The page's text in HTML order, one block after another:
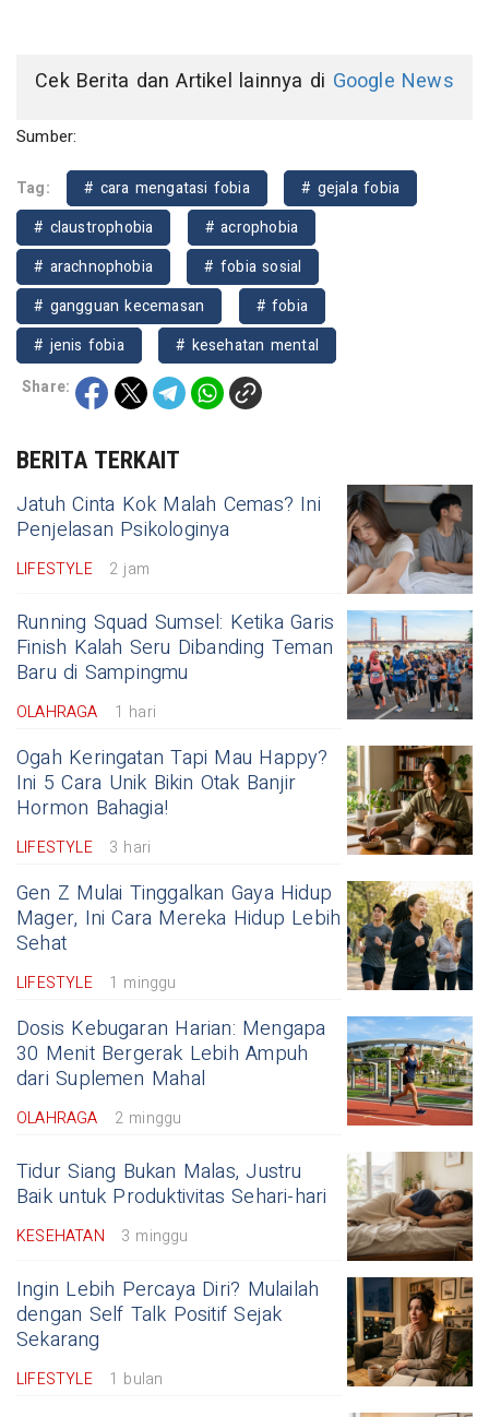
Cek Berita dan Artikel lainnya di Google News
Sumber:
Tag: # cara mengatasi fobia
# gejala fobia
# claustrophobia
# acrophobia
# arachnophobia
# fobia sosial
# gangguan kecemasan
# fobia
# jenis fobia
# kesehatan mental
Share:
BERITA TERKAIT
Jatuh Cinta Kok Malah Cemas? Ini
Penjelasan Psikologinya
LIFESTYLE 2 jam
Running Squad Sumsel: Ketika Garis
Finish Kalah Seru Dibanding Teman
Baru di Sampingmu
OLAHRAGA 1 hari
Ogah Keringatan Tapi Mau Happy?
Ini 5 Cara Unik Bikin Otak Banjir
Hormon Bahagia!
LIFESTYLE 3 hari
Gen Z Mulai Tinggalkan Gaya Hidup
Mager, Ini Cara Mereka Hidup Lebih
Sehat
LIFESTYLE 1 minggu
Dosis Kebugaran Harian: Mengapa
30 Menit Bergerak Lebih Ampuh
dari Suplemen Mahal
OLAHRAGA 2 minggu
Tidur Siang Bukan Malas, Justru
Baik untuk Produktivitas Sehari-hari
KESEHATAN 3 minggu
Ingin Lebih Percaya Diri? Mulailah
dengan Self Talk Positif Sejak
Sekarang
LIFESTYLE 1 bulan